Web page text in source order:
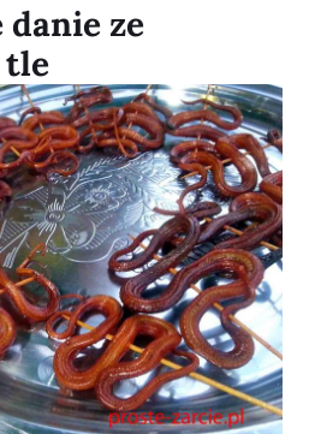
ze
tle